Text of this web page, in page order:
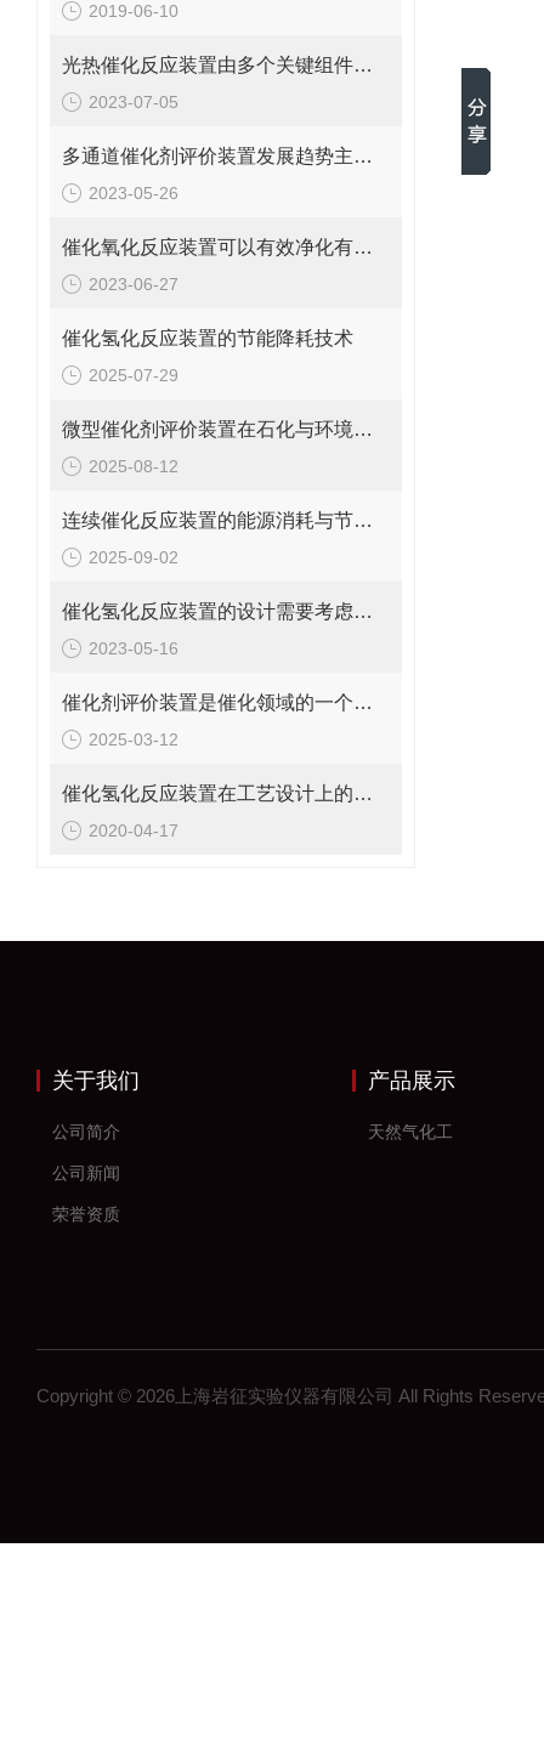
2019-06-10
光热催化反应装置由多个关键组件构成，分别是？
2023-07-05
多通道催化剂评价装置发展趋势主要包括哪几个方面？
2023-05-26
催化氧化反应装置可以有效净化有机废气，保护环境
2023-06-27
催化氢化反应装置的节能降耗技术
2025-07-29
微型催化剂评价装置在石化与环境保护中的应用
2025-08-12
连续催化反应装置的能源消耗与节能技术
2025-09-02
催化氢化反应装置的设计需要考虑哪些因素？
2023-05-16
催化剂评价装置是催化领域的一个重要工具
2025-03-12
催化氢化反应装置在工艺设计上的注意点
2020-04-17
关于我们
公司简介
公司新闻
荣誉资质
产品展示
天然气化工
Copyright © 2026上海岩征实验仪器有限公司 All Rights